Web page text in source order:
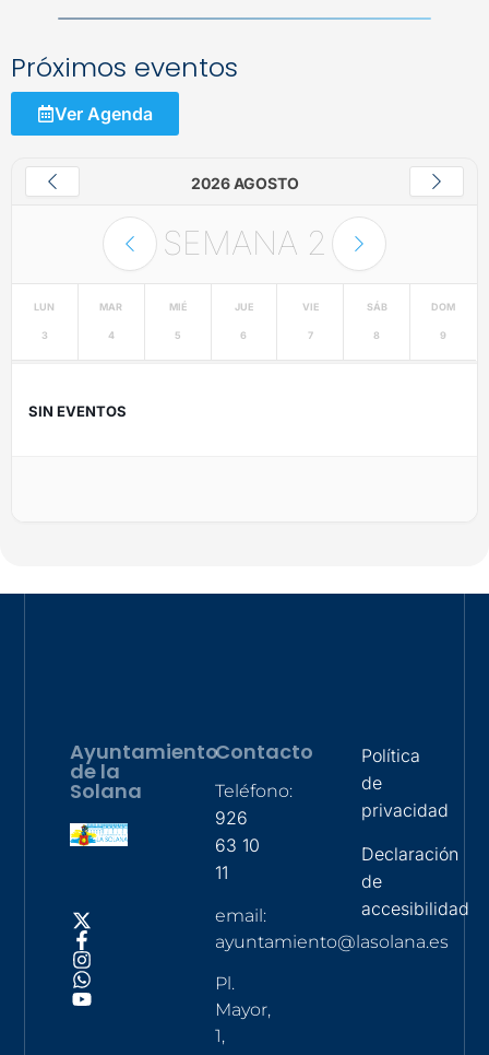
Próximos eventos
Ver Agenda
2026 AGOSTO
SEMANA 2
LUN
3
MAR
4
MIÉ
5
JUE
6
VIE
7
SÁB
8
DOM
9
SIN EVENTOS
Ayuntamiento
de la
Solana
Contacto
Teléfono:
926
63 10
11
email:
ayuntamiento@lasolana.es
Pl.
Mayor,
1,
Política
de
privacidad
Declaración
de
accesibilidad